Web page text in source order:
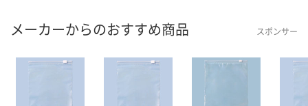
メーカーからのおすすめ商品 スポンサー